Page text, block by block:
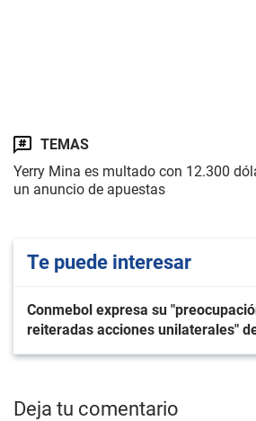
TEMAS
Yerry Mina es multado con 12.300
un anuncio de apuestas
Te puede interesar
Conmebol expresa su
reiteradas acciones unilaterales"
Deja tu comentario